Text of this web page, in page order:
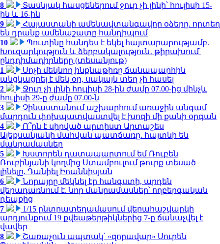
8
Տասնյակ հասցեներում ջուր չի լինի՝ հուլիսի 15-
ին և 16-ին
9
Հայաստանի ամենավտանգավոր օձերը. որտեղ
են դրանք ամենաշատը հանդիպում
10
Պուտինը հանդես է եկել հայտարարությամբ.
Խուզարկություն և ձերբակալություն․ թիրախում՝
ընդդիմադիրները (տեսանյութ)
1
Սոչի մեկնող ինքնաթիռը ճանապարհին
անցկացրել է մեկ օր, սակայն տեղ չի հասել
2
Ջուր չի լինի հուլիսի 28-ին ժամը 07.00-ից մինչև
հուլիսի 29-ը ժամը 07.00-ն
3
Չինաստանում աշխարհում առաջին անգամ
մարդուն փոխպատվաստվել է խոզի մի քանի օրգան
4
Ո՞րն է սիրված արտիստ Արտաշես
Ալեքսանյանի մահվան պատճառը. հայտնի են
մանրամասներ
5
Խստորեն դատապարտում եմ Ռուբեն
Ռուբինյանի կողմից Ստամբուլում թուրք տեսած
լինելը. Դանիել Իոաննիսյան
6
Նորայրը մեկնել էր հանգստի, արդեն
վերադառնում է. նոր մանրամասներ՝ ողբերգական
դեպքից
7
1/15 ընտրատեղամասում վերահաշվարկի
արդյունքում 19 քվեաթերթիկներից 7-ը ճանաչվել է
վավեր
8
Շառաչուն ապտակ՝ «զորավար» Սուրեն